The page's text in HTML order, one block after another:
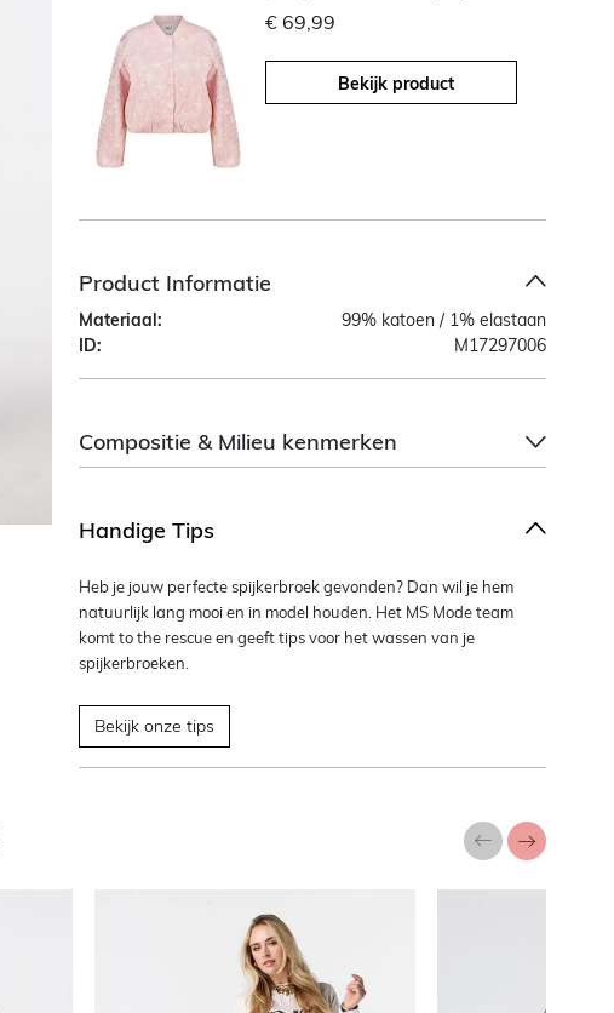
€ 69,99
Bekijk product
Product Informatie
Materiaal:
99% katoen / 1% elastaan
ID:
M17297006
Compositie & Milieu kenmerken
Handige Tips
Heb je jouw perfecte spijkerbroek gevonden? Dan wil je hem
natuurlijk lang mooi en in model houden. Het MS Mode team
komt to the rescue en geeft tips voor het wassen van je
spijkerbroeken.
Bekijk onze tips